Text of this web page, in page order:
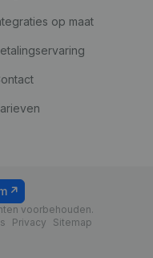
op maat
voorbehouden.
Privacy Sitemap